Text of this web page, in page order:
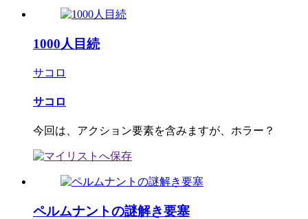
1000人目続
サコロ
サコロ
今回は、アクション要素を含みますが、ホラー？
ペルムナントの謎解き要塞